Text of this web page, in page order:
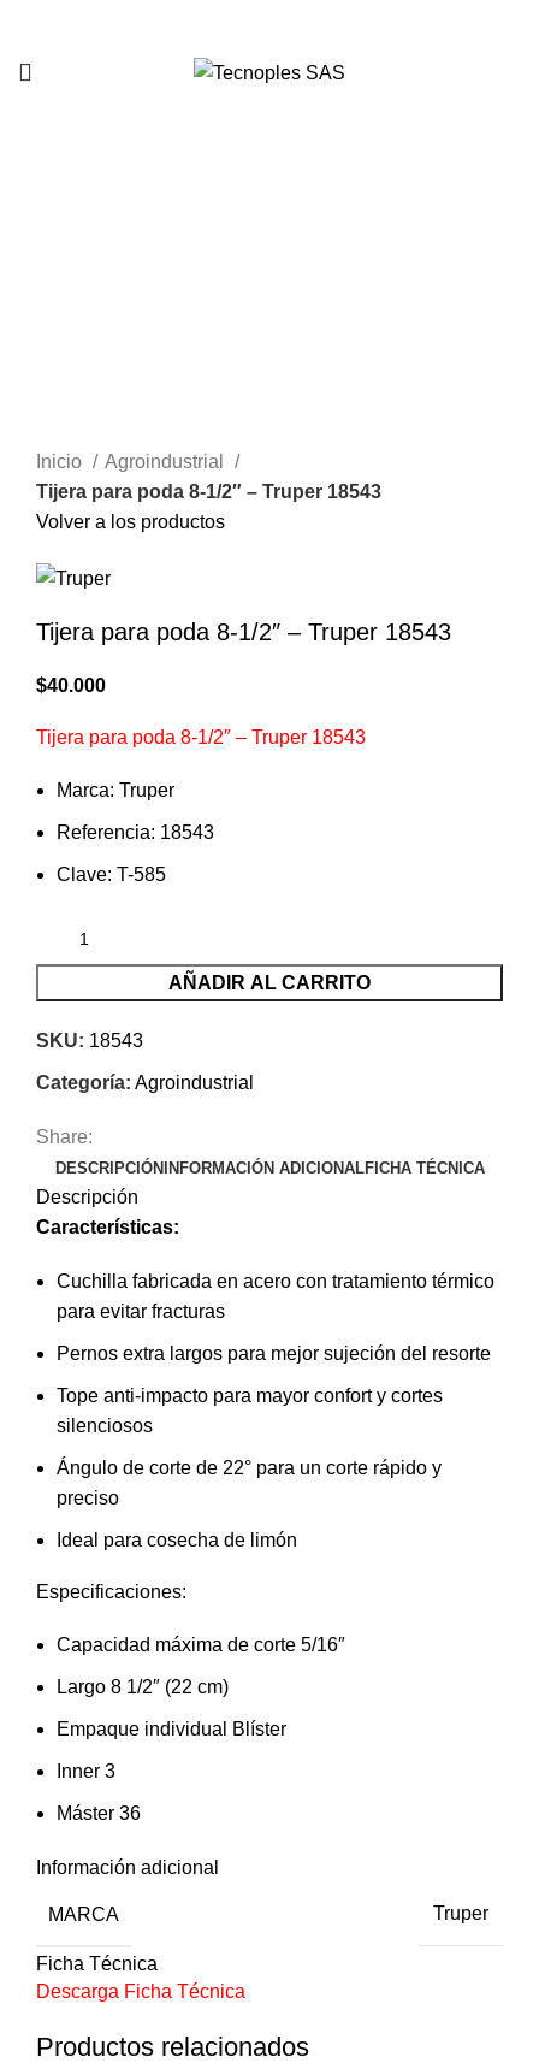
Inicio
Agroindustrial
Tijera para poda 8-1/2″ – Truper 18543
Volver a los productos
Tijera para poda 8-1/2″ – Truper 18543
$40.000
Tijera para poda 8-1/2″ – Truper 18543
Marca: Truper
Referencia: 18543
Clave: T-585
AÑADIR AL CARRITO
SKU: 18543
Categoría: Agroindustrial
Share:
DESCRIPCIÓNINFORMACIÓN ADICIONALFICHA TÉCNICA
Descripción
Características:
Cuchilla fabricada en acero con tratamiento térmico
para evitar fracturas
Pernos extra largos para mejor sujeción del resorte
Tope anti-impacto para mayor confort y cortes
silenciosos
Ángulo de corte de 22° para un corte rápido y
preciso
Ideal para cosecha de limón
Especificaciones:
Capacidad máxima de corte 5/16″
Largo 8 1/2″ (22 cm)
Empaque individual Blíster
Inner 3
Máster 36
Información adicional
MARCA Truper
Ficha Técnica
Descarga Ficha Técnica
Productos relacionados